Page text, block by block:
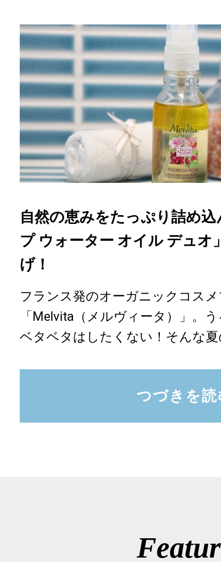
自然の恵みをたっぷり詰め
プ ウォーター オイル デュオ
げ！
フランス発のオーガニックコス
「Melvita（メルヴィータ）」。
ベタベタはしたくない！そんな
つづきを読